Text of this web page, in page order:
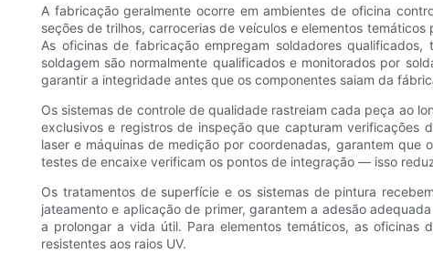
A fabricação geralmente ocorre em ambientes de oficina
seções de trilhos, carrocerias de veículos e elementos
As oficinas de fabricação empregam soldadores
soldagem são normalmente qualificados e monitorados por
garantir a integridade antes que os componentes saiam da
Os sistemas de controle de qualidade rastreiam cada peça ao
exclusivos e registros de inspeção que capturam verificações
laser e máquinas de medição por coordenadas, garantem
testes de encaixe verificam os pontos de integração — isso
Os tratamentos de superfície e os sistemas de pintura
jateamento e aplicação de primer, garantem a adesão
a prolongar a vida útil. Para elementos temáticos, as oficinas
resistentes aos raios UV.